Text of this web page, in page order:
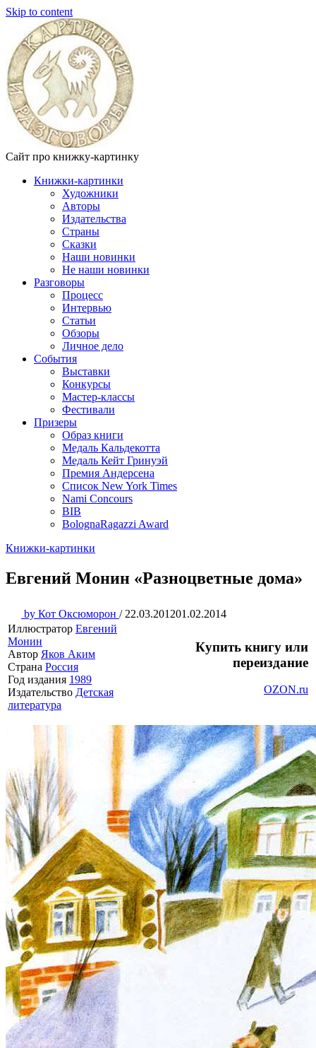
Skip to content
Сайт про книжку-картинку
Книжки-картинки
Художники
Авторы
Издательства
Страны
Сказки
Наши новинки
Не наши новинки
Разговоры
Процесс
Интервью
Статьи
Обзоры
Личное дело
События
Выставки
Конкурсы
Мастер-классы
Фестивали
Призеры
Образ книги
Медаль Кальдекотта
Медаль Кейт Гринуэй
Премия Андерсена
Список New York Times
Nami Concours
BIB
BolognaRagazzi Award
Книжки-картинки
Евгений Монин «Разноцветные дома»
by Кот Оксюморон / 22.03.201201.02.2014
Иллюстратор Евгений
Монин
Автор Яков Аким
Страна Россия
Год издания 1989
Издательство Детская
литература
Купить книгу или
переиздание
OZON.ru